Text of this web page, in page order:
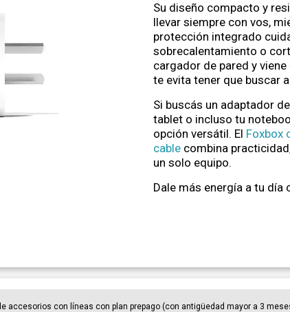
Su diseño compacto y
llevar siempre con vos,
protección integrado
sobrecalentamiento o
cargador de pared y
te evita tener que buscar
Si buscás un adaptador
tablet o incluso tu
opción versátil. El Foxbox
cable combina
un solo equipo.
Dale más energía a tu día
con líneas con plan prepago (con antigüedad mayor a 3